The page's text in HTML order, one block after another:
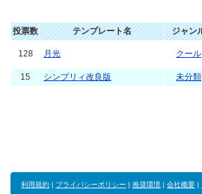
投票数 テンプレート名 ジャン
128 月光 クール
15 シンプリィ改良版 未分類
利用規約 | プライバシーポリシー | 推奨環境 | 会社概要 |